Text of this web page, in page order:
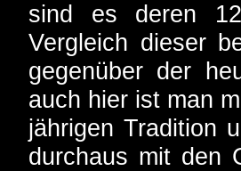
sind es deren
Vergleich dieser
gegenüber der
auch hier ist man
jährigen Tradition
durchaus mit den